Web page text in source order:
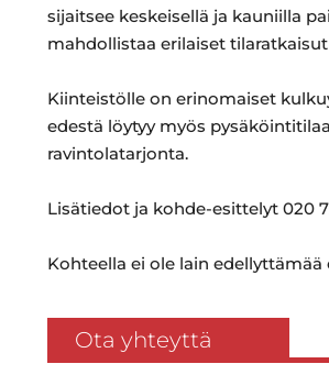
sijaitsee keskeisellä ja kauniilla
mahdollistaa erilaiset
Kiinteistölle on erinomaiset
edestä löytyy myös
ravintolatarjonta.
Lisätiedot ja kohde-esittelyt 020
Kohteella ei ole lain
Ota yhteyttä